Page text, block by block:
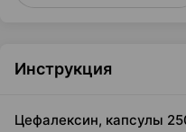
Инструкция
Цефалексин, капсулы